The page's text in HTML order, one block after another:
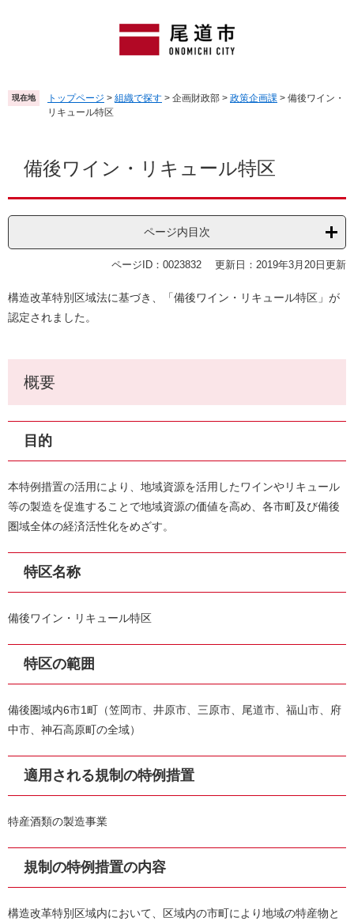
頭
で
飛
ば
現在地 トップページ > 組織で探す > 企画財政部 > 政策企画課 > 備後ワイン・
リキュール特区
備後ワイン・リキュール特区
ページ内目次
ページID：0023832 更新日：2019年3月20日更新
構造改革特別区域法に基づき、「備後ワイン・リキュール特区」が
認定されました。
概要
目的
本特例措置の活用により、地域資源を活用したワインやリキュール
等の製造を促進することで地域資源の価値を高め、各市町及び備後
圏域全体の経済活性化をめざす。
特区名称
備後ワイン・リキュール特区
特区の範囲
備後圏域内6市1町（笠岡市、井原市、三原市、尾道市、福山市、府
中市、神石高原町の全域）
適用される規制の特例措置
特産酒類の製造事業
規制の特例措置の内容
構造改革特別区域内において、区域内の市町により地域の特産物と